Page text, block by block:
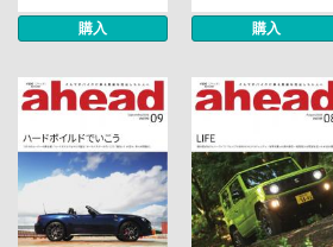
購入 購入